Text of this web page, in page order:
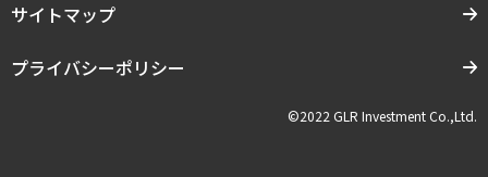
サイトマップ
プライバシーポリシー
©2022 GLR Investment Co.,Ltd.